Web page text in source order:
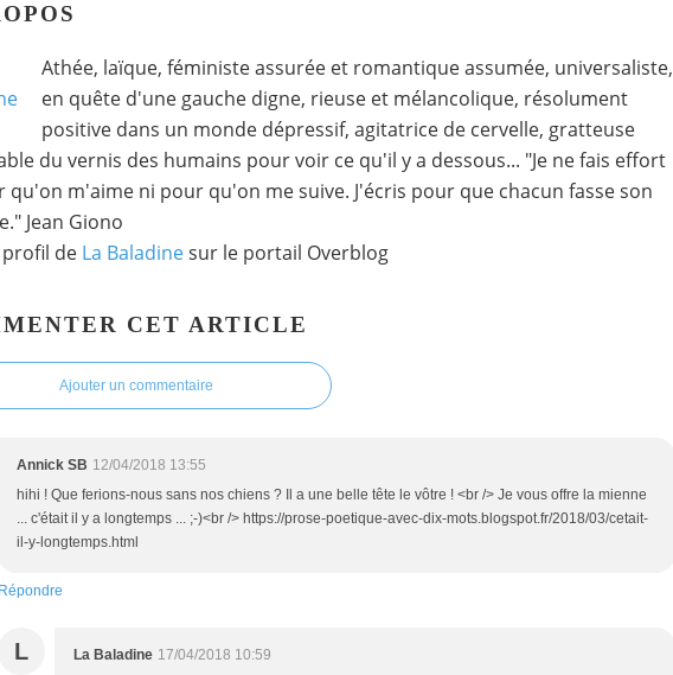
Athée, laïque, féministe assurée et romantique assumée, universaliste,
en quête d'une gauche digne, rieuse et mélancolique, résolument
positive dans un monde dépressif, agitatrice de cervelle, gratteuse
du vernis des humains pour voir ce qu'il y a dessous... "Je ne fais effort
qu'on m'aime ni pour qu'on me suive. J'écris pour que chacun fasse son
Jean Giono
de La Baladinesur le portail Overblog
CET ARTICLE
Ajouter un commentaire
Annick SB 12/04/2018 13:55
hihi ! Que ferions-nous sans nos chiens ? Il a une belle tête le vôtre ! <br /> Je vous offre la mienne
... c'était il y a longtemps ... ;-)<br /> https://prose-poetique-avec-dix-mots.blogspot.fr/2018/03/cetait-
il-y-longtemps.html
Répondre
L La Baladine 17/04/2018 10:59